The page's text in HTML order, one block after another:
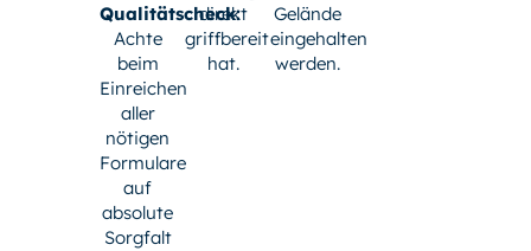
Qualitätscheck:
Achte
beim
Einreichen
aller
nötigen
Formulare
auf
absolute
Sorgfalt
direkt
griffbereit
hat.
Gelände
eingehalten
werden.